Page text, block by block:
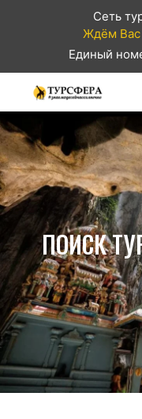
Сеть
Ждём Вас
Единый
ПОИСК